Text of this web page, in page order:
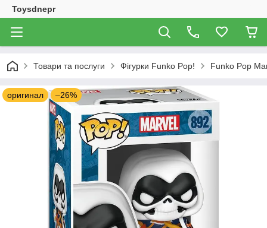
Toysdnepr
Товари та послуги Фігурки Funko Pop! Funko Pop
оригинал –26%